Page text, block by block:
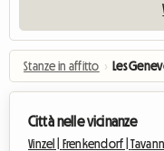
Stanze in affitto › Les
Città nelle vicinanze
Vinzel | Frenkendorf |